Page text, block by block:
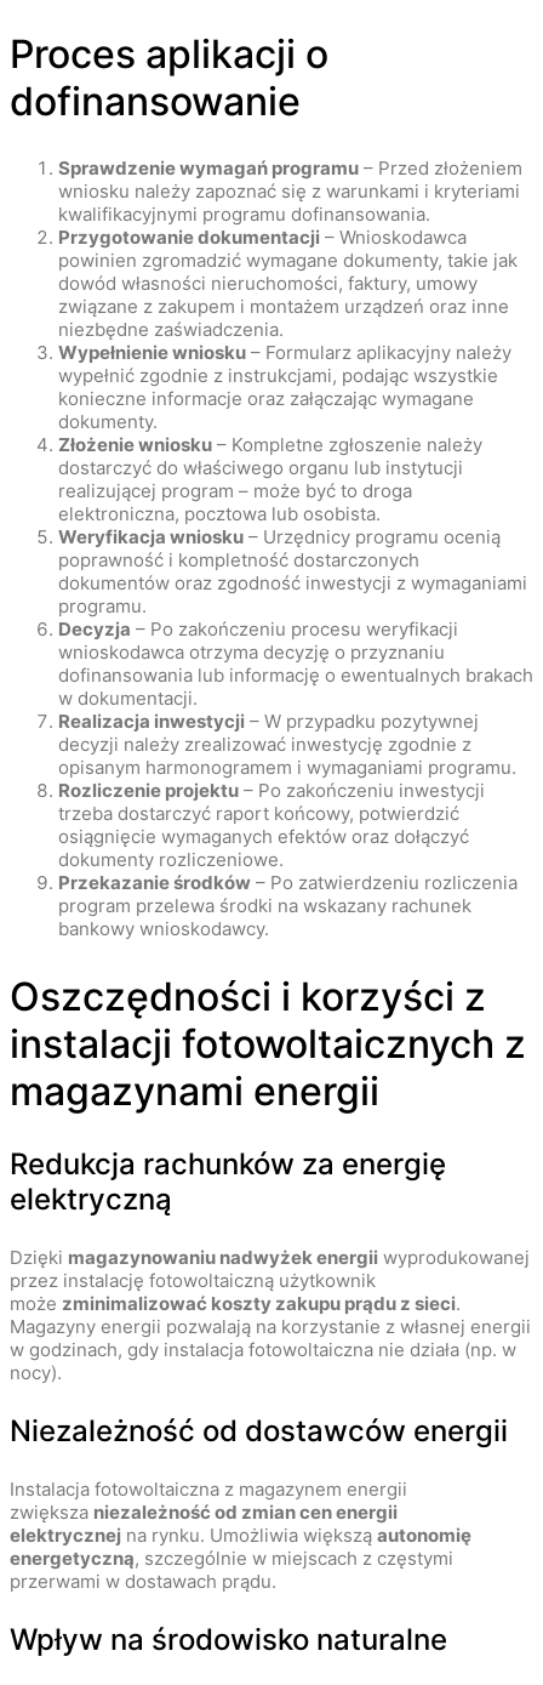
Proces aplikacji o
dofinansowanie
Sprawdzenie wymagań programu – Przed złożeniem
wniosku należy zapoznać się z warunkami i kryteriami
kwalifikacyjnymi programu dofinansowania.
Przygotowanie dokumentacji – Wnioskodawca
powinien zgromadzić wymagane dokumenty, takie jak
dowód własności nieruchomości, faktury, umowy
związane z zakupem i montażem urządzeń oraz inne
niezbędne zaświadczenia.
Wypełnienie wniosku – Formularz aplikacyjny należy
wypełnić zgodnie z instrukcjami, podając wszystkie
konieczne informacje oraz załączając wymagane
dokumenty.
Złożenie wniosku – Kompletne zgłoszenie należy
dostarczyć do właściwego organu lub instytucji
realizującej program – może być to droga
elektroniczna, pocztowa lub osobista.
Weryfikacja wniosku – Urzędnicy programu ocenią
poprawność i kompletność dostarczonych
dokumentów oraz zgodność inwestycji z wymaganiami
programu.
Decyzja – Po zakończeniu procesu weryfikacji
wnioskodawca otrzyma decyzję o przyznaniu
dofinansowania lub informację o ewentualnych brakach
w dokumentacji.
Realizacja inwestycji – W przypadku pozytywnej
decyzji należy zrealizować inwestycję zgodnie z
opisanym harmonogramem i wymaganiami programu.
Rozliczenie projektu – Po zakończeniu inwestycji
trzeba dostarczyć raport końcowy, potwierdzić
osiągnięcie wymaganych efektów oraz dołączyć
dokumenty rozliczeniowe.
Przekazanie środków – Po zatwierdzeniu rozliczenia
program przelewa środki na wskazany rachunek
bankowy wnioskodawcy.
Oszczędności i korzyści z
instalacji fotowoltaicznych z
magazynami energii
Redukcja rachunków za energię
elektryczną
Dzięki magazynowaniu nadwyżek energii wyprodukowanej
przez instalację fotowoltaiczną użytkownik
może zminimalizować koszty zakupu prądu z sieci.
Magazyny energii pozwalają na korzystanie z własnej energii
w godzinach, gdy instalacja fotowoltaiczna nie działa (np. w
nocy).
Niezależność od dostawców energii
Instalacja fotowoltaiczna z magazynem energii
zwiększa niezależność od zmian cen energii
elektrycznej na rynku. Umożliwia większą autonomię
energetyczną, szczególnie w miejscach z częstymi
przerwami w dostawach prądu.
Wpływ na środowisko naturalne